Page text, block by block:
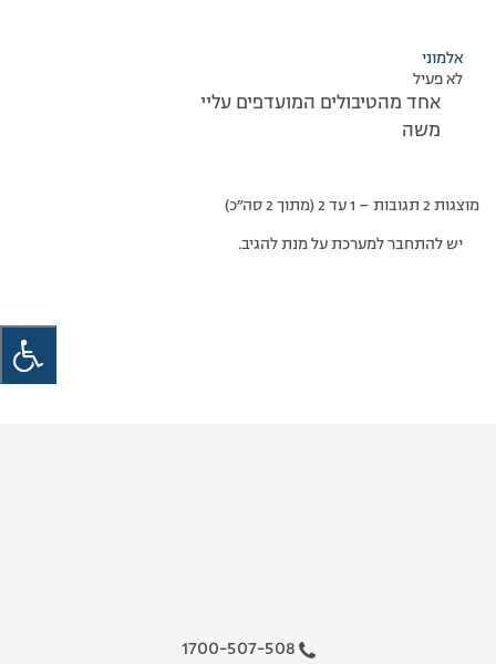
אלמוני
לא פעיל
אחד מהטיבולים המועדפים עליי
משה
מוצגות 2 תגובות – 1 עד 2 (מתוך 2 סה״כ)
יש להתחבר למערכת על מנת להגיב.
1700-507-508